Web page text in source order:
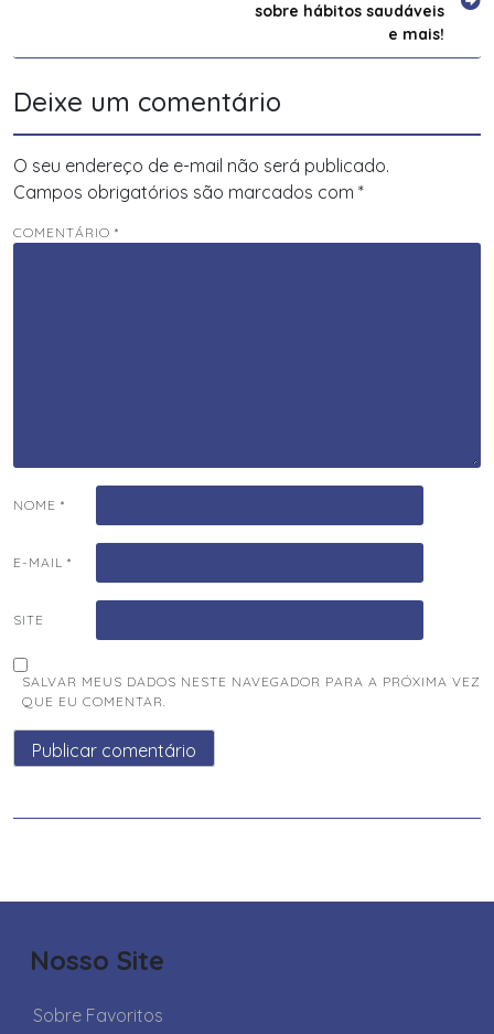
sobre hábitos saudáveis
e mais!
Deixe um comentário
O seu endereço de e-mail não será publicado.
Campos obrigatórios são marcados com *
COMENTÁRIO *
NOME *
E-MAIL *
SITE
SALVAR MEUS DADOS NESTE NAVEGADOR PARA A PRÓXIMA VEZ
QUE EU COMENTAR.
Nosso Site
Sobre Favoritos